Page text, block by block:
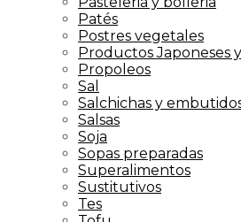
Patés
Postres vegetales
Productos Japoneses
Propoleos
Sal
Salchichas y
Salsas
Soja
Sopas preparadas
Superalimentos
Sustitutivos
Tes